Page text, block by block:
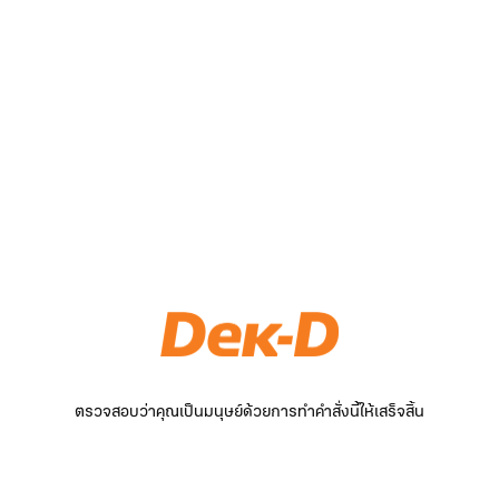
ตรวจสอบว่าคุณเป็นมนุษย์ด้วยการทำคำสั่งนี้ให้เสร็จสิ้น